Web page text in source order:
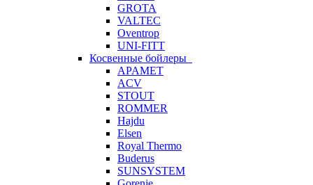
GROTA
VALTEC
Oventrop
UNI-FITT
Косвенные бойлеры
APAMET
ACV
STOUT
ROMMER
Hajdu
Elsen
Royal Thermo
Buderus
SUNSYSTEM